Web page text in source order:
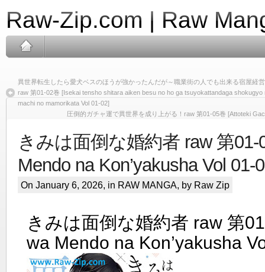
Raw-Zip.com | Raw
異世界転生したら愛犬ベスのほうが強かったんだが～職業街の人でも出来る宿屋経
raw 第01-02巻 [Isekai tensho shitara aiken besu no ho ga tsuyokattandaga
machi no mamorikata Vol 01-02]
圧倒的ガチャ運で異世界を成り上がる！raw 第01-05巻 [Attoteki
きみは面倒な婚約者 raw 第01-
Mendo na Kon’yakusha Vol 01-
On January 6, 2026, in RAW MANGA, by Raw Zip
きみは面倒な婚約者 raw 第
wa Mendo na Kon’yakusha